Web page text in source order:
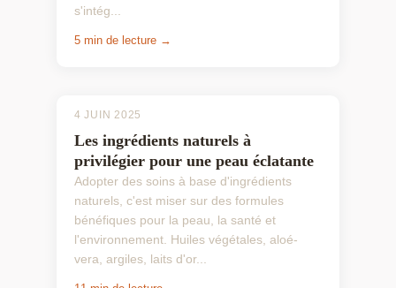
s'intég...
5 min de lecture →
4 JUIN 2025
Les ingrédients naturels à
privilégier pour une peau éclatante
Adopter des soins à base d'ingrédients
naturels, c'est miser sur des formules
bénéfiques pour la peau, la santé et
l'environnement. Huiles végétales, aloé-
vera, argiles, laits d'or...